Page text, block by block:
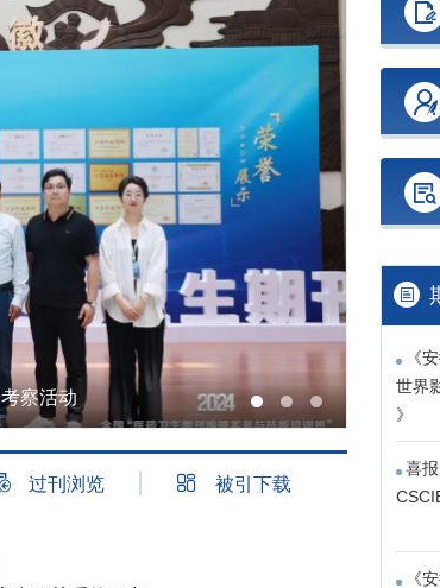
察活动
过刊浏览 被引下载
《
世界
》
喜
《